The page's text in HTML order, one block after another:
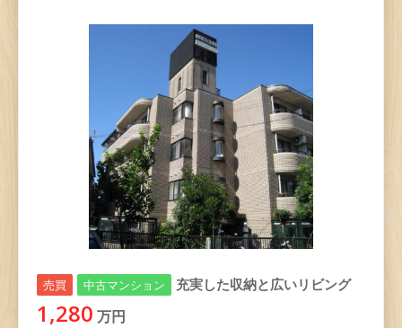
売買 中古マンション 充実した収納と広いリビング
1,280 万円